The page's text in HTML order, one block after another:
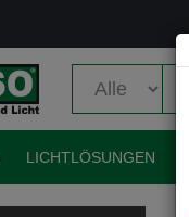
LICHTLÖSUNGEN